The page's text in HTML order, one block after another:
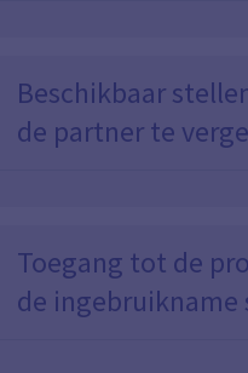
Beschikbaar
de partner te
Toegang tot de
de ingebruikname